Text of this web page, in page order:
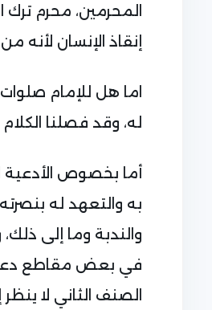
المحرمين، محرم
إنقاذ الإنسان
اما هل للإمام صلوات
له، وقد فصلنا
أما بخصوص الأدعية
به والتعهد له
والندبة وما إلى
في بعض مقاطع دعاء
الصنف الثاني لا